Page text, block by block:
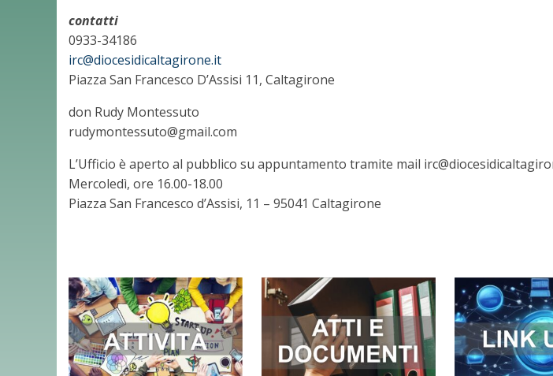
contatti
0933-34186
irc@diocesidicaltagirone.it
Piazza San Francesco D’Assisi 11, Caltagirone
don Rudy Montessuto
rudymontessuto@gmail.com
L’Ufficio è aperto al pubblico su appuntamento tramite mail
Mercoledì, ore 16.00-18.00
Piazza San Francesco d’Assisi, 11 – 95041 Caltagirone